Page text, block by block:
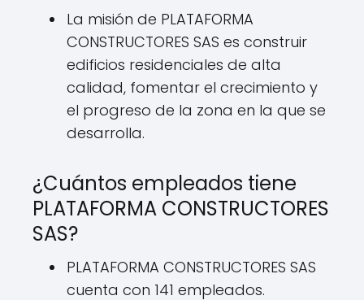
La misión de PLATAFORMA
CONSTRUCTORES SAS es construir
edificios residenciales de alta
calidad, fomentar el crecimiento y
el progreso de la zona en la que se
desarrolla.
¿Cuántos empleados tiene
PLATAFORMA CONSTRUCTORES
SAS?
PLATAFORMA CONSTRUCTORES SAS
cuenta con 141 empleados.